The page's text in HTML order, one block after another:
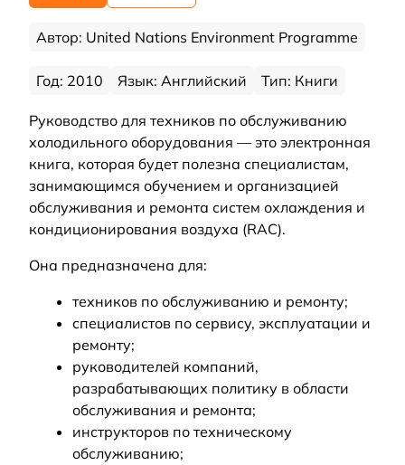
Автор: United Nations Environment Programme
Год: 2010 Язык: Английский Тип: Книги
Руководство для техников по обслуживанию
холодильного оборудования — это электронная
книга, которая будет полезна специалистам,
занимающимся обучением и организацией
обслуживания и ремонта систем охлаждения и
кондиционирования воздуха (RAC).
Она предназначена для:
техников по обслуживанию и ремонту;
специалистов по сервису, эксплуатации и
ремонту;
руководителей компаний,
разрабатывающих политику в области
обслуживания и ремонта;
инструкторов по техническому
обслуживанию;